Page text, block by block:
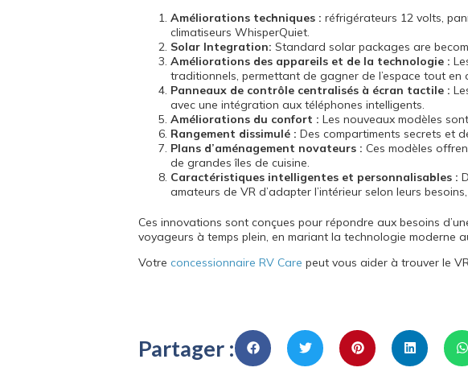
Améliorations techniques : réfrigérateurs 12 volts,
climatiseurs WhisperQuiet.
Solar Integration: Standard solar packages are
Améliorations des appareils et de la technologie :
traditionnels, permettant de gagner de l’espace tout
Panneaux de contrôle centralisés à écran tactile :
avec une intégration aux téléphones intelligents.
Améliorations du confort : Les nouveaux modèles
Rangement dissimulé : Des compartiments secrets et
Plans d’aménagement novateurs : Ces modèles
de grandes îles de cuisine.
Caractéristiques intelligentes et personnalisables :
amateurs de VR d’adapter l’intérieur selon leurs
Ces innovations sont conçues pour répondre aux besoins
voyageurs à temps plein, en mariant la technologie moderne
Votre concessionnaire RV Care peut vous aider à trouver le
Partager :